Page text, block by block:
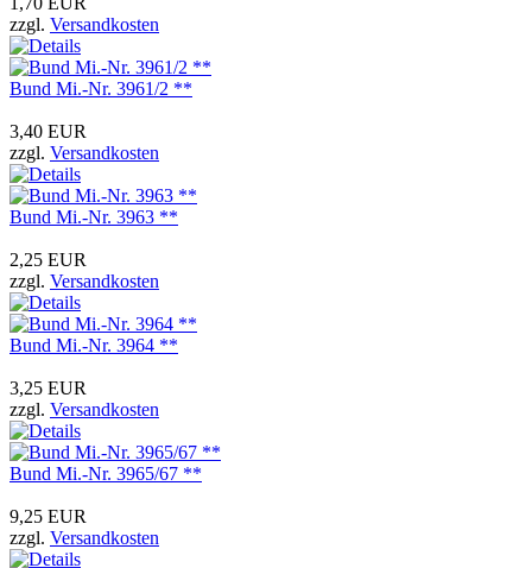
zzgl. Versandkosten
Bund Mi.-Nr. 3961/2 **
3,40 EUR
zzgl. Versandkosten
Bund Mi.-Nr. 3963 **
2,25 EUR
zzgl. Versandkosten
Bund Mi.-Nr. 3964 **
3,25 EUR
zzgl. Versandkosten
Bund Mi.-Nr. 3965/67 **
9,25 EUR
zzgl. Versandkosten